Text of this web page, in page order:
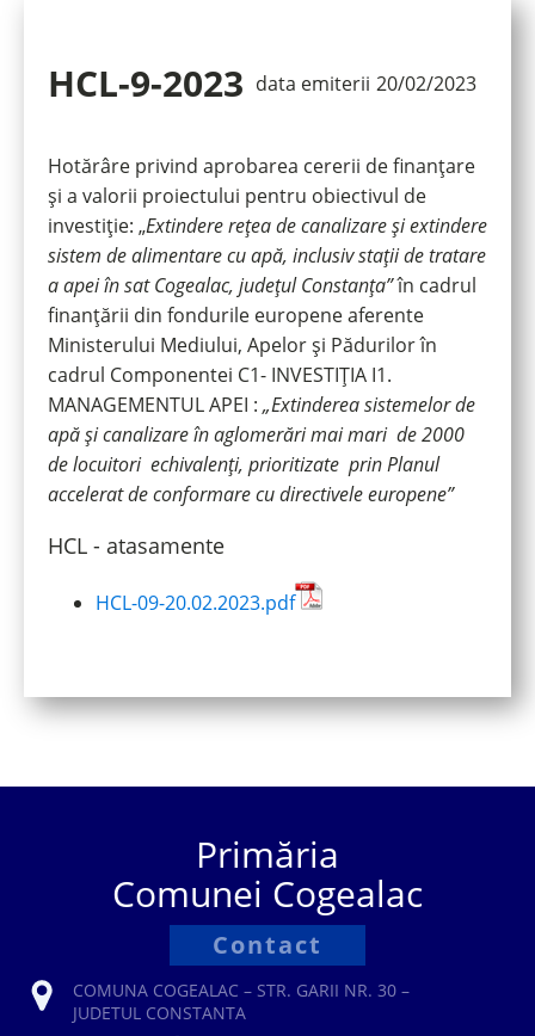
HCL-9-2023 data emiterii 20/02/2023
Hotărâre privind aprobarea cererii de finanțare
și a valorii proiectului pentru obiectivul de
investiție: „Extindere rețea de canalizare și extindere
sistem de alimentare cu apă, inclusiv stații de tratare
a apei în sat Cogealac, județul Constanța”în cadrul
finanțării din fondurile europene aferente
Ministerului Mediului, Apelor și Pădurilor în
cadrul Componentei C1- INVESTIȚIA I1.
MANAGEMENTUL APEI : „Extinderea sistemelor de
apă și canalizare în aglomerări mai mari de 2000
de locuitori echivalenți, prioritizate prin Planul
accelerat de conformare cu directivele europene”
HCL - atasamente
HCL-09-20.02.2023.pdf
Primăria
Comunei Cogealac
Contact
COMUNA COGEALAC – STR. GARII NR. 30 –
JUDETUL CONSTANTA